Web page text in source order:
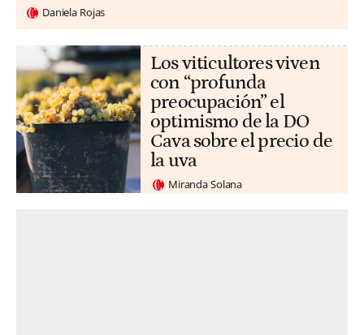
Daniela Rojas
Los viticultores viven
con “profunda
preocupación” el
optimismo de la DO
Cava sobre el precio de
la uva
Miranda Solana